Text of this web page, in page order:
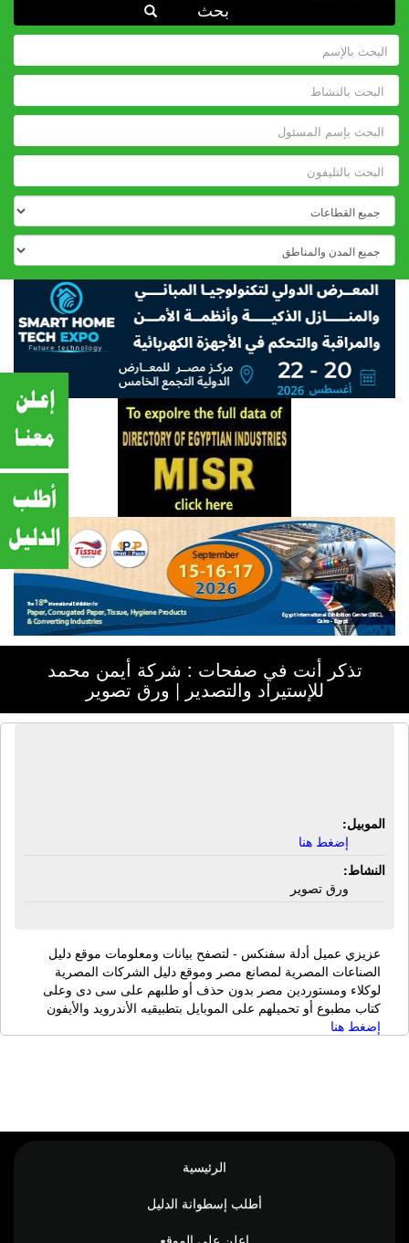
تذكر أنت في صفحات : شركة أيمن محمد
للإستيراد والتصدير | ورق تصوير
الموبيل:
إضغط هنا
النشاط:
ورق تصوير
عزيزي عميل أدلة سفنكس - لتصفح بيانات ومعلومات موقع دليل
الصناعات المصرية لمصانع مصر وموقع دليل الشركات المصرية
لوكلاء ومستوردين مصر بدون حذف أو طلبهم على سى دى وعلى
كتاب مطبوع أو تحميلهم على الموبايل بتطبيقيه الأندرويد والأيفون
إضغط هنا
الرئيسية
أطلب إسطوانة الدليل
اعلن على الموقع